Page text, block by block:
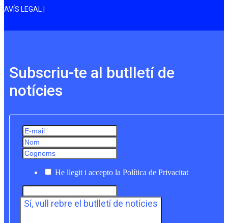
AVÍS LEGAL |
Subscriu-te al butlletí de
notícies
He llegit i accepto la Política de Privacitat
Sí, vull rebre el butlletí de notícies